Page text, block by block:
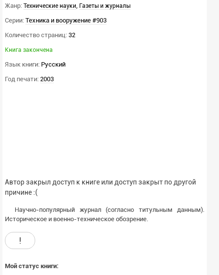
Жанр: Технические науки, Газеты и журналы
Серии: Техника и вооружение #903
Количество страниц: 32
Книга закончена
Язык книги: Русский
Год печати: 2003
Автор закрыл доступ к книге или доступ закрыт по другой
причине :(
Научно-популярный журнал (согласно титульным данным).
Историческое и военно-техническое обозрение.
!
Мой статус книги: